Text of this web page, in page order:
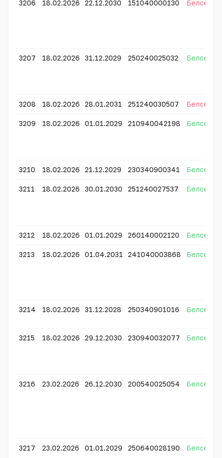
3206 18.02.2026 22.12.2030 151040000130 Белсенді
3207 18.02.2026 31.12.2029 250240025032 Белсенді
3208 18.02.2026 28.01.2031 251240030507 Белсенді
3209 18.02.2026 01.01.2029 210940042198 Белсенді
3210 18.02.2026 21.12.2029 230340900341 Белсенді
3211 18.02.2026 30.01.2030 251240027537 Белсенді
3212 18.02.2026 01.01.2029 260140002120 Белсенді
3213 18.02.2026 01.04.2031 241040003868 Белсенді
3214 18.02.2026 31.12.2028 250340901016 Белсенді
3215 18.02.2026 29.12.2030 230940032077 Белсенді
3216 23.02.2026 26.12.2030 200540025054 Белсенді
3217 23.02.2026 01.01.2029 250640028190 Белсенді